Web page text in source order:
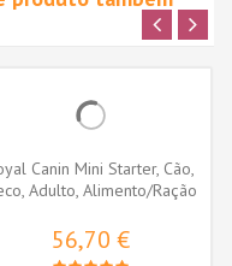
Canin Mini Starter, Cão,
Adulto, Alimento/Ração
56,70 €